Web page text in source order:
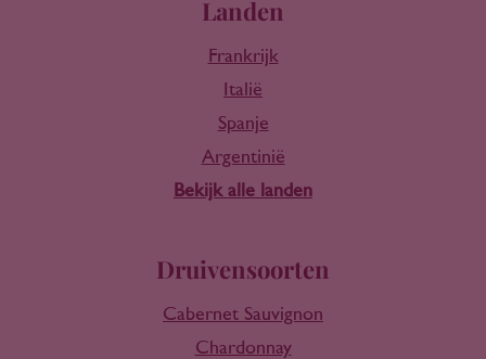
Landen
Frankrijk
Italië
Spanje
Argentinië
Bekijk alle landen
Druivensoorten
Cabernet Sauvignon
Chardonnay